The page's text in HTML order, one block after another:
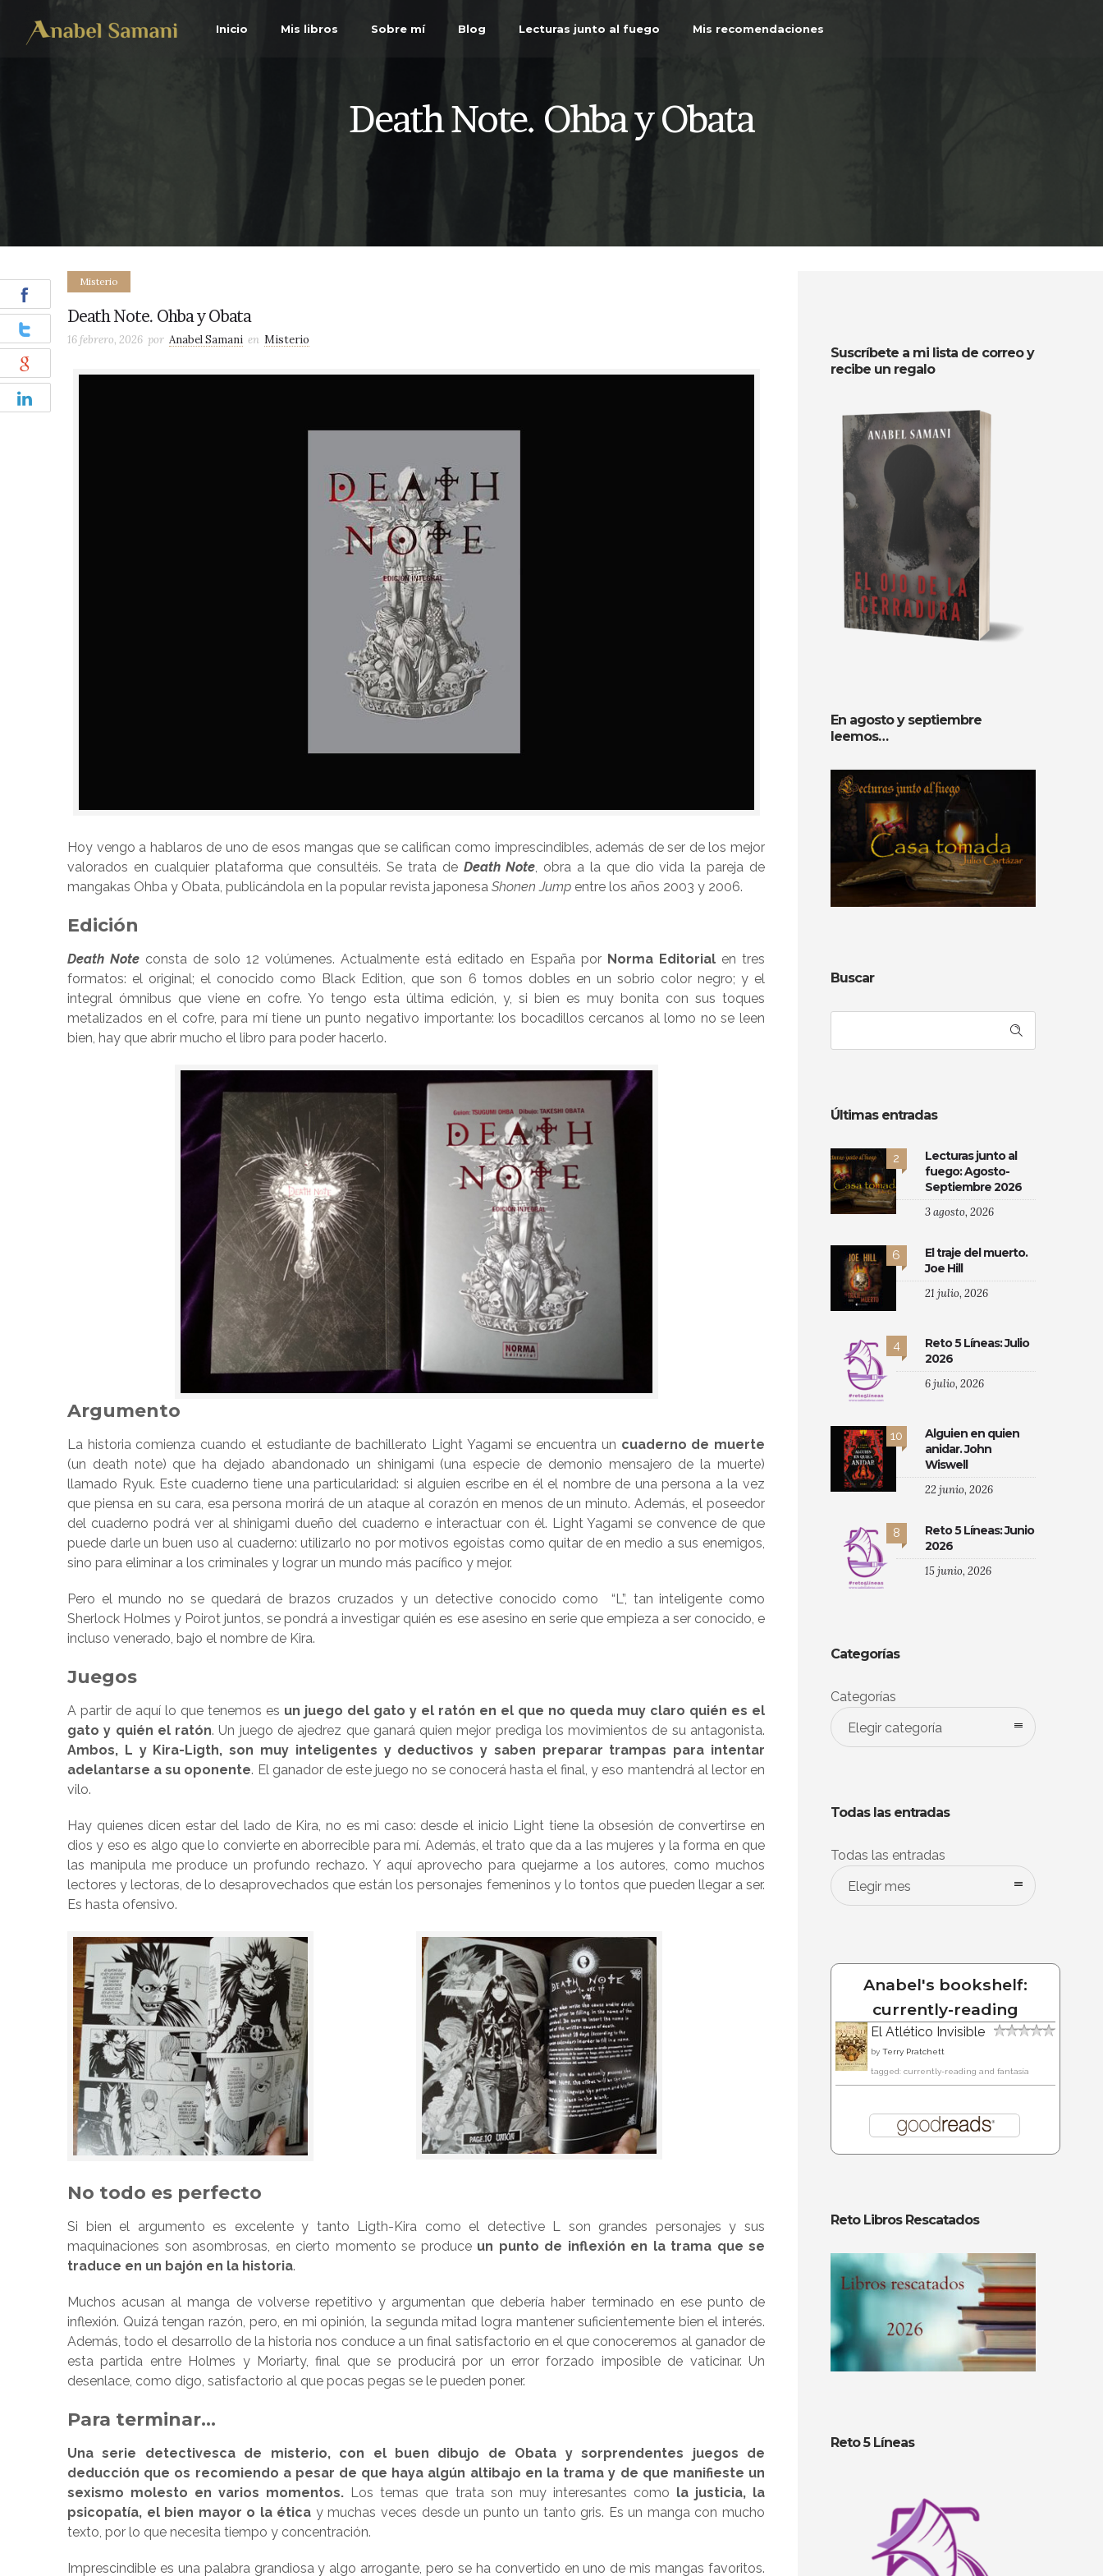
Inicio Mis libros Sobre mí Blog Lecturas junto al fuego Mis recomendaciones
Death Note. Ohba y Obata
Misterio
Death Note. Ohba y Obata
16 febrero, 2026 por Anabel Samani en Misterio
Hoy vengo a hablaros de uno de esos mangas que se califican como imprescindibles, además de ser de los mejor
valorados en cualquier plataforma que consultéis. Se trata de Death Note, obra a la que dio vida la pareja de
mangakas Ohba y Obata, publicándola en la popular revista japonesa Shonen Jump entre los años 2003 y 2006.
Edición
Death Note consta de solo 12 volúmenes. Actualmente está editado en España por Norma Editorial en tres
formatos: el original; el conocido como Black Edition, que son 6 tomos dobles en un sobrio color negro; y el
integral ómnibus que viene en cofre. Yo tengo esta última edición, y, si bien es muy bonita con sus toques
metalizados en el cofre, para mí tiene un punto negativo importante: los bocadillos cercanos al lomo no se leen
bien, hay que abrir mucho el libro para poder hacerlo.
Argumento
La historia comienza cuando el estudiante de bachillerato Light Yagami se encuentra un cuaderno de muerte
(un death note) que ha dejado abandonado un shinigami (una especie de demonio mensajero de la muerte)
llamado Ryuk. Este cuaderno tiene una particularidad: si alguien escribe en él el nombre de una persona a la vez
que piensa en su cara, esa persona morirá de un ataque al corazón en menos de un minuto. Además, el poseedor
del cuaderno podrá ver al shinigami dueño del cuaderno e interactuar con él. Light Yagami se convence de que
puede darle un buen uso al cuaderno: utilizarlo no por motivos egoístas como quitar de en medio a sus enemigos,
sino para eliminar a los criminales y lograr un mundo más pacífico y mejor.
Pero el mundo no se quedará de brazos cruzados y un detective conocido como “L”, tan inteligente como
Sherlock Holmes y Poirot juntos, se pondrá a investigar quién es ese asesino en serie que empieza a ser conocido, e
incluso venerado, bajo el nombre de Kira.
Juegos
A partir de aquí lo que tenemos es un juego del gato y el ratón en el que no queda muy claro quién es el
gato y quién el ratón. Un juego de ajedrez que ganará quien mejor prediga los movimientos de su antagonista.
Ambos, L y Kira-Ligth, son muy inteligentes y deductivos y saben preparar trampas para intentar
adelantarse a su oponente. El ganador de este juego no se conocerá hasta el final, y eso mantendrá al lector en
vilo.
Hay quienes dicen estar del lado de Kira, no es mi caso: desde el inicio Light tiene la obsesión de convertirse en
dios y eso es algo que lo convierte en aborrecible para mí. Además, el trato que da a las mujeres y la forma en que
las manipula me produce un profundo rechazo. Y aquí aprovecho para quejarme a los autores, como muchos
lectores y lectoras, de lo desaprovechados que están los personajes femeninos y lo tontos que pueden llegar a ser.
Es hasta ofensivo.
No todo es perfecto
Si bien el argumento es excelente y tanto Ligth-Kira como el detective L son grandes personajes y sus
maquinaciones son asombrosas, en cierto momento se produce un punto de inflexión en la trama que se
traduce en un bajón en la historia.
Muchos acusan al manga de volverse repetitivo y argumentan que debería haber terminado en ese punto de
inflexión. Quizá tengan razón, pero, en mi opinión, la segunda mitad logra mantener suficientemente bien el interés.
Además, todo el desarrollo de la historia nos conduce a un final satisfactorio en el que conoceremos al ganador de
esta partida entre Holmes y Moriarty, final que se producirá por un error forzado imposible de vaticinar. Un
desenlace, como digo, satisfactorio al que pocas pegas se le pueden poner.
Para terminar…
Una serie detectivesca de misterio, con el buen dibujo de Obata y sorprendentes juegos de
deducción que os recomiendo a pesar de que haya algún altibajo en la trama y de que manifieste un
sexismo molesto en varios momentos. Los temas que trata son muy interesantes como la justicia, la
psicopatía, el bien mayor o la ética y muchas veces desde un punto un tanto gris. Es un manga con mucho
texto, por lo que necesita tiempo y concentración.
Imprescindible es una palabra grandiosa y algo arrogante, pero se ha convertido en uno de mis mangas favoritos.
Suscríbete a mi lista de correo y
recibe un regalo
En agosto y septiembre
leemos…
Buscar
Últimas entradas
2
Lecturas junto al
fuego: Agosto-
Septiembre 2026
3 agosto, 2026
6
El traje del muerto.
Joe Hill
21 julio, 2026
4
Reto 5 Líneas: Julio
2026
6 julio, 2026
10
Alguien en quien
anidar. John
Wiswell
22 junio, 2026
8
Reto 5 Líneas: Junio
2026
15 junio, 2026
Categorías
Categorías
Elegir categoría
Todas las entradas
Todas las entradas
Elegir mes
Anabel's bookshelf:
currently-reading
El Atlético Invisible
by Terry Pratchett
tagged: currently-reading and fantasía
Reto Libros Rescatados
Reto 5 Líneas